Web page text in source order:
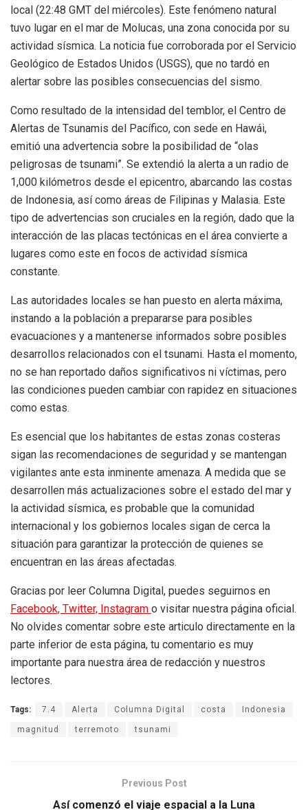
local (22:48 GMT del miércoles). Este fenómeno natural
tuvo lugar en el mar de Molucas, una zona conocida por su
actividad sísmica. La noticia fue corroborada por el Servicio
Geológico de Estados Unidos (USGS), que no tardó en
alertar sobre las posibles consecuencias del sismo.
Como resultado de la intensidad del temblor, el Centro de
Alertas de Tsunamis del Pacífico, con sede en Hawái,
emitió una advertencia sobre la posibilidad de “olas
peligrosas de tsunami”. Se extendió la alerta a un radio de
1,000 kilómetros desde el epicentro, abarcando las costas
de Indonesia, así como áreas de Filipinas y Malasia. Este
tipo de advertencias son cruciales en la región, dado que la
interacción de las placas tectónicas en el área convierte a
lugares como este en focos de actividad sísmica
constante.
Las autoridades locales se han puesto en alerta máxima,
instando a la población a prepararse para posibles
evacuaciones y a mantenerse informados sobre posibles
desarrollos relacionados con el tsunami. Hasta el momento,
no se han reportado daños significativos ni víctimas, pero
las condiciones pueden cambiar con rapidez en situaciones
como estas.
Es esencial que los habitantes de estas zonas costeras
sigan las recomendaciones de seguridad y se mantengan
vigilantes ante esta inminente amenaza. A medida que se
desarrollen más actualizaciones sobre el estado del mar y
la actividad sísmica, es probable que la comunidad
internacional y los gobiernos locales sigan de cerca la
situación para garantizar la protección de quienes se
encuentran en las áreas afectadas.
Gracias por leer Columna Digital, puedes seguirnos en
Facebook, Twitter, Instagram o visitar nuestra página oficial.
No olvides comentar sobre este articulo directamente en la
parte inferior de esta página, tu comentario es muy
importante para nuestra área de redacción y nuestros
lectores.
Tags: 7.4 Alerta Columna Digital costa Indonesia
magnitud terremoto tsunami
Previous Post
Así comenzó el viaje espacial a la Luna